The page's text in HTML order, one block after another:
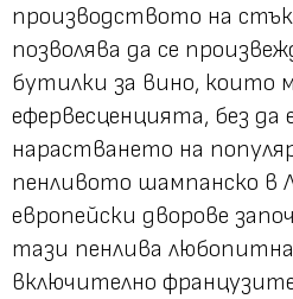
производството на
позволява да се
бутилки за вино, които
ефервесценцията, без да
нарастването на
пенливото шампанско в
европейски дворове
тази пенлива
включително